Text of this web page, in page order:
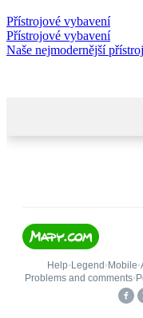
Přístrojové vybavení
Přístrojové vybavení
Naše nejmodernější